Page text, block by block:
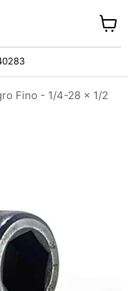
carrito
Fino - 1/4-28 x 1/2